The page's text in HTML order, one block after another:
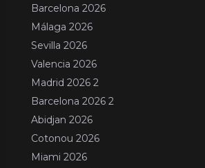
Barcelona 2026
Málaga 2026
Sevilla 2026
Valencia 2026
Madrid 2026 2
Barcelona 2026 2
Abidjan 2026
Cotonou 2026
Miami 2026